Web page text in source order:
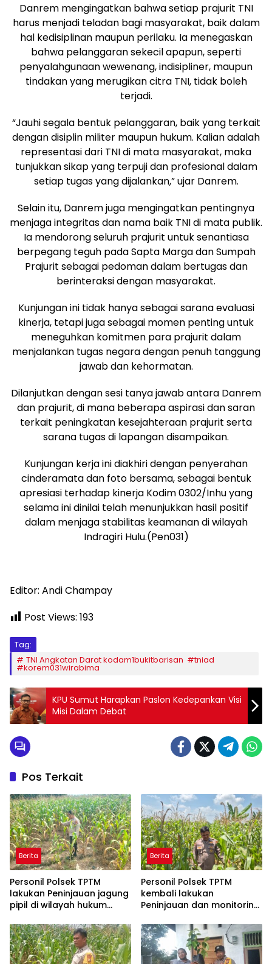
Danrem mengingatkan bahwa setiap prajurit TNI
harus menjadi teladan bagi masyarakat, baik dalam
hal kedisiplinan maupun perilaku. Ia menegaskan
bahwa pelanggaran sekecil apapun, seperti
penyalahgunaan wewenang, indisipliner, maupun
tindakan yang merugikan citra TNI, tidak boleh
terjadi.
“Jauhi segala bentuk pelanggaran, baik yang terkait
dengan disiplin militer maupun hukum. Kalian adalah
representasi dari TNI di mata masyarakat, maka
tunjukkan sikap yang terpuji dan profesional dalam
setiap tugas yang dijalankan,” ujar Danrem.
Selain itu, Danrem juga mengingatkan pentingnya
menjaga integritas dan nama baik TNI di mata publik.
Ia mendorong seluruh prajurit untuk senantiasa
berpegang teguh pada Sapta Marga dan Sumpah
Prajurit sebagai pedoman dalam bertugas dan
berinteraksi dengan masyarakat.
Kunjungan ini tidak hanya sebagai sarana evaluasi
kinerja, tetapi juga sebagai momen penting untuk
meneguhkan komitmen para prajurit dalam
menjalankan tugas negara dengan penuh tanggung
jawab dan kehormatan.
Dilanjutkan dengan sesi tanya jawab antara Danrem
dan prajurit, di mana beberapa aspirasi dan saran
terkait peningkatan kesejahteraan prajurit serta
sarana tugas di lapangan disampaikan.
Kunjungan kerja ini diakhiri dengan penyerahan
cinderamata dan foto bersama, sebagai bentuk
apresiasi terhadap kinerja Kodim 0302/Inhu yang
selama ini dinilai telah menunjukkan hasil positif
dalam menjaga stabilitas keamanan di wilayah
Indragiri Hulu.(Pen031)
Editor: Andi Champay
Post Views: 193
Tag:
TNI Angkatan Darat kodam1bukitbarisan #tniad
#korem031wirabima
KPU Sumut Harapkan Paslon Kedepankan Visi
Misi Dalam Debat
Pos Terkait
Berita
Personil Polsek TPTM
lakukan Peninjauan jagung
pipil di wilayah hukum
Berita
Personil Polsek TPTM
kembali lakukan
Peninjauan dan monitoring
wilayah hukum Polsek
TPTM